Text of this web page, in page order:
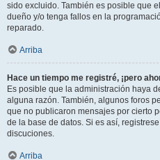
sido excluido. También es posible que
dueño y/o tenga fallos en la
reparado.
Arriba
Hace un tiempo me registré, ¡pero
Es posible que la administración haya
alguna razón. También, algunos foros
que no publicaron mensajes por cierto
de la base de datos. Si es así,
discuciones.
Arriba